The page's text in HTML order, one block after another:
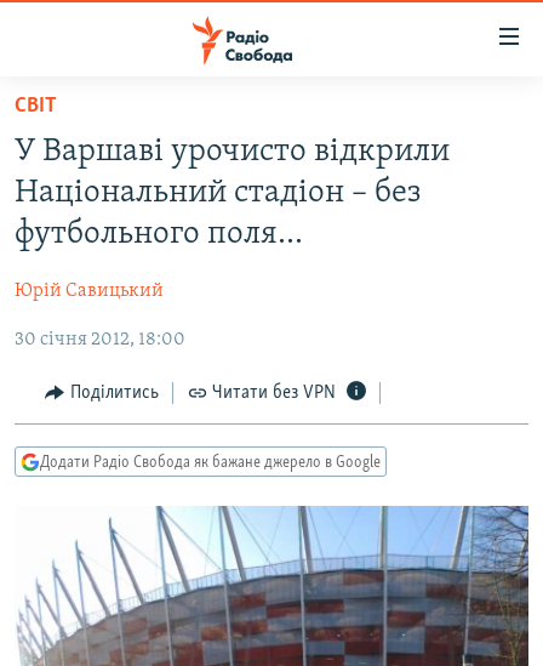
Перейти
основного
матеріалу
Перейти
до
основної
навігації
Перейти
пошуку
ВСЕ ЗА ДОБУ
СТАТТІ
ЕКОНОМІКА
СУСПІЛЬСТВО
КУЛЬТУРА
УКРАЇНА
РОСІЙСЬКА «ФІЛЬТРАЦІЯ»
ДОНБАС.РЕАЛІЇ
КРИМ.РЕАЛІЇ
СХЕМИ
КИТАЙ.ВИКЛИКИ
МУЛЬТИМЕДІА
ФОТО
СПЕЦПРОЄКТИ
СВІТ
У Варшаві урочисто відкрили
Національний стадіон – без
футбольного поля…
Юрій Савицький
30 січня 2012, 18:00
Поділитись Читати без VPN
Додати Радіо Свобода як бажане джерело в Google